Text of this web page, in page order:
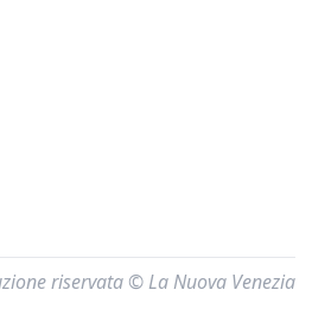
riservata © La Nuova Venezia